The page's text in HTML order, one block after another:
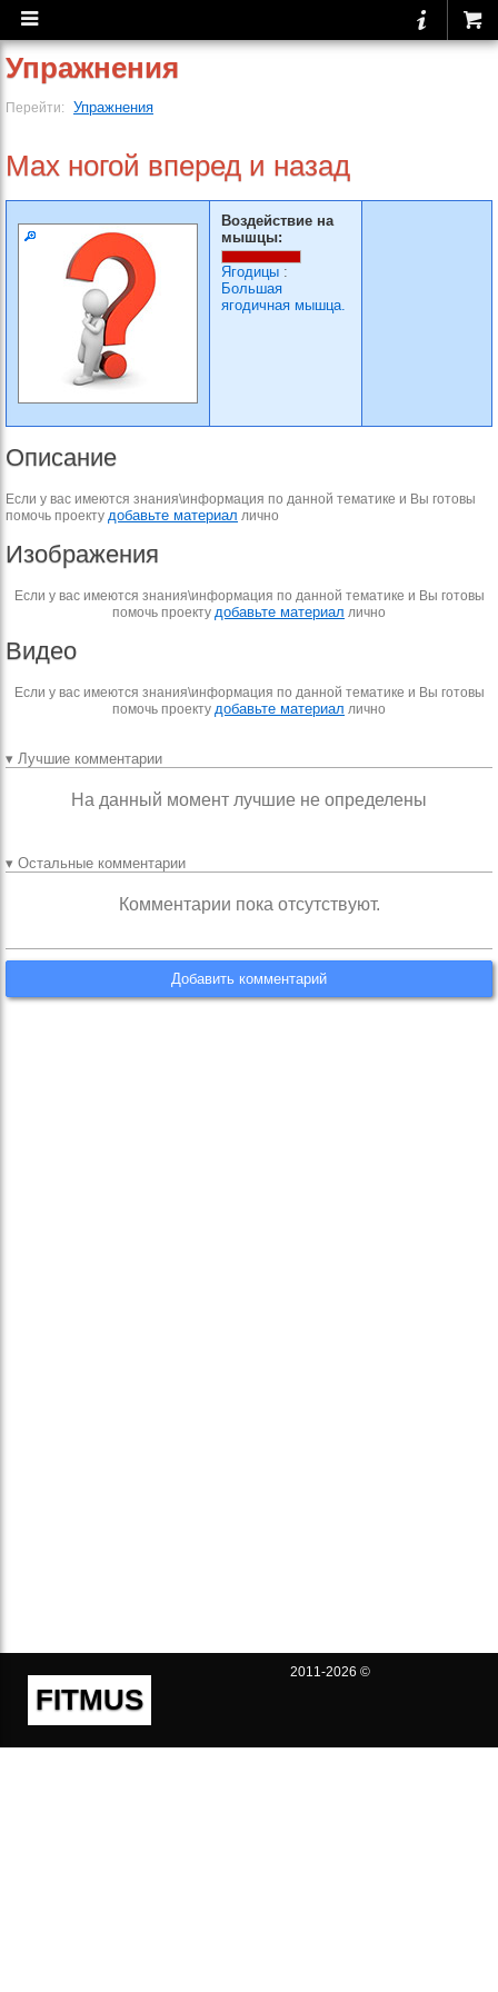
Упражнения
Перейти: Упражнения
Мах ногой вперед и назад
Воздействие на
мышцы:
Ягодицы :
Большая
ягодичная мышца.
Описание
Если у вас имеются знания\информация по данной тематике и Вы готовы
помочь проекту добавьте материал лично
Изображения
Если у вас имеются знания\информация по данной тематике и Вы готовы
помочь проекту добавьте материал лично
Видео
Если у вас имеются знания\информация по данной тематике и Вы готовы
помочь проекту добавьте материал лично
▾ Лучшие комментарии
На данный момент лучшие не определены
▾ Остальные комментарии
Комментарии пока отсутствуют.
Добавить комментарий
FITMUS
2011-2026 ©